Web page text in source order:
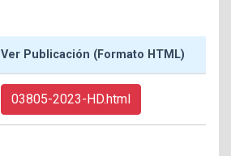
Ver Publicación (Formato HTML)
03805-2023-HD.html